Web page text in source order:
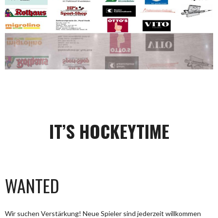
IT’S HOCKEYTIME
WANTED
Wir suchen Verstärkung! Neue Spieler sind jederzeit willkommen